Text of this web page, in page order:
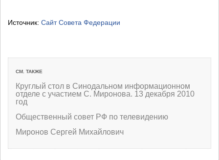
Источник: Сайт Совета Федерации
СМ. ТАКЖЕ
Круглый стол в Синодальном информационном
отделе с участием С. Миронова. 13 декабря 2010
год
Общественный совет РФ по телевидению
Миронов Сергей Михайлович